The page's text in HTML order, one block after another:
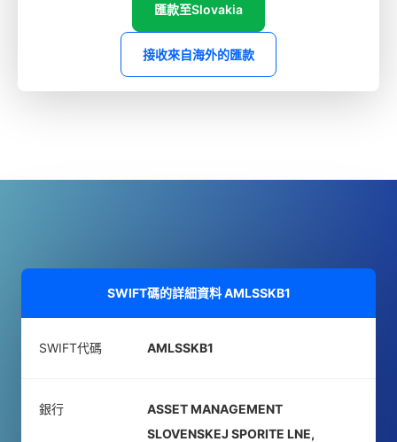
匯款至Slovakia
接收來自海外的匯款
SWIFT碼的詳細資料AMLSSKB1
SWIFT代碼 AMLSSKB1
銀行
ASSET MANAGEMENT
SLOVENSKEJ SPORITE LNE,